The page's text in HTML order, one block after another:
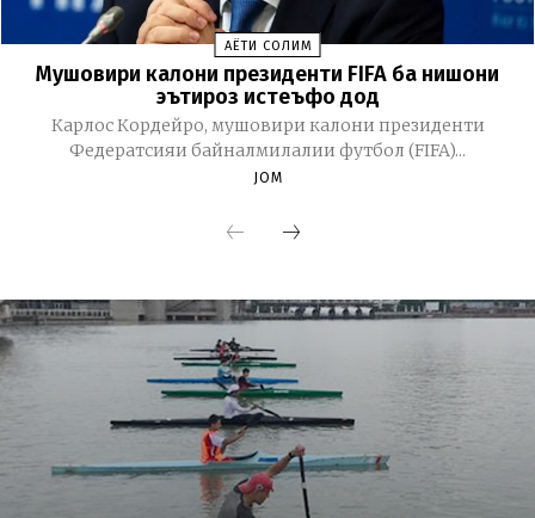
ҲАЁТИ СОЛИМ
Мушовири калони президенти FIFA ба нишони
эътироз истеъфо дод
Карлос Кордейро, мушовири калони президенти
Федератсияи байналмилалии футбол (FIFA)...
JOM